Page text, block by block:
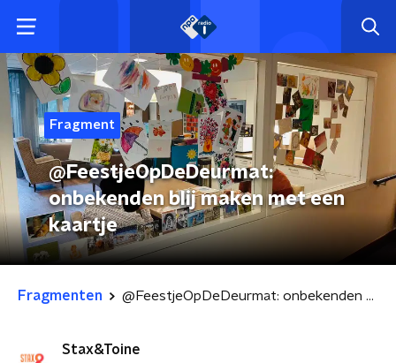
Fragment
@FeestjeOpDeDeurmat:
onbekenden blij maken met een
kaartje
Fragmenten @FeestjeOpDeDeurmat: onbekenden blij maken met een kaartje
Stax&Toine